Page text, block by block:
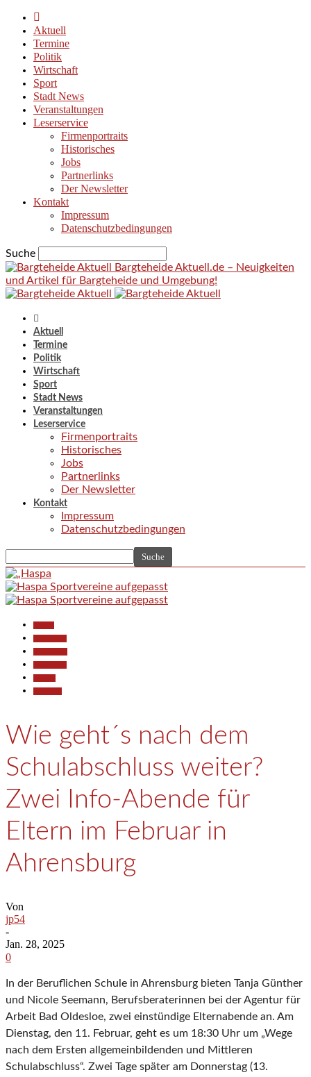
Aktuell
Termine
Politik
Wirtschaft
Sport
Stadt News
Veranstaltungen
Leserservice
Firmenportraits
Historisches
Jobs
Partnerlinks
Der Newsletter
Kontakt
Impressum
Datenschutzbedingungen
Suche
Bargteheide Aktuell.de – Neuigkeiten
und Artikel für Bargteheide und Umgebung!
Aktuell
Termine
Politik
Wirtschaft
Sport
Stadt News
Veranstaltungen
Leserservice
Firmenportraits
Historisches
Jobs
Partnerlinks
Der Newsletter
Kontakt
Impressum
Datenschutzbedingungen
Wie geht´s nach dem
Schulabschluss weiter?
Zwei Info-Abende für
Eltern im Februar in
Ahrensburg
Von
jp54
-
Jan. 28, 2025
0
In der Beruflichen Schule in Ahrensburg bieten Tanja Günther
und Nicole Seemann, Berufsberaterinnen bei der Agentur für
Arbeit Bad Oldesloe, zwei einstündige Elternabende an. Am
Dienstag, den 11. Februar, geht es um 18:30 Uhr um „Wege
nach dem Ersten allgemeinbildenden und Mittleren
Schulabschluss“. Zwei Tage später am Donnerstag (13.